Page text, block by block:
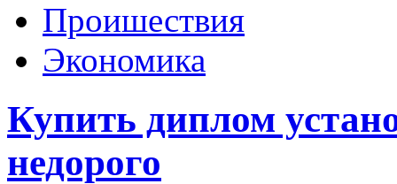
Проишествия
Экономика
Купить диплом
недорого